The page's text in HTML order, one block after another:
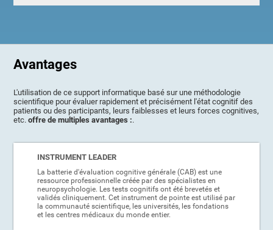
Avantages
L'utilisation de ce support informatique basé sur une méthodologie
scientifique pour évaluer rapidement et précisément l'état cognitif des
patients ou des participants, leurs faiblesses et leurs forces cognitives,
etc.offre de multiples avantages :.
INSTRUMENT LEADER
La batterie d'évaluation cognitive générale (CAB) est une
ressource professionnelle créée par des spécialistes en
neuropsychologie. Les tests cognitifs ont été brevetés et
validés cliniquement. Cet instrument de pointe est utilisé par
la communauté scientifique, les universités, les fondations
et les centres médicaux du monde entier.